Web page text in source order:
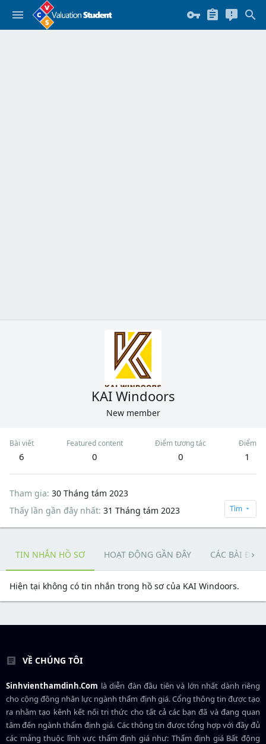
KAI Windoors
New member
Bài viết
6
Featured content
0
Điểm tương tác
0
Điểm
1
Tham gia 30 Tháng tám 2023
Thấy lần gần đây nhất 31 Tháng tám 2023 Tìm
TIN NHẮN HỒ SƠ HOẠT ĐỘNG GẦN ĐÂY CÁC BÀI
Hiện tại không có tin nhắn trong hồ sơ của KAI Windoors.
VỀ CHÚNG TÔI
Sinhvienthamdinh.Com là diễn đàn đầu tiên và lớn nhất dành riêng
cho cộng đồng nhân lực ngànhthẩm định giá. Cổng thông tin được tạo
ra nhằm tạo kênh kết nối tri thức cho tất cả các bạn đã và đang quan
tâm đến ngành thẩm định giá. Các thông tin được tổng hợp với đầy đủ
các mảng thuộc lĩnh vực thẩm định giá như: Thẩm định giá Bất động